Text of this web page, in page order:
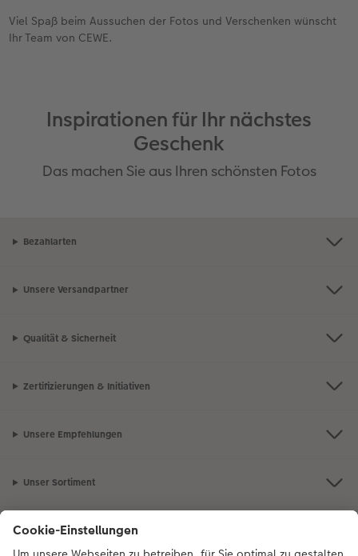
Viel Spaß beim Aussuchen der Fotos und Verschenken wünscht
Ihr Team von CEWE.
Inspirationen für Ihr nächstes
Geschenk
Das machen Sie aus Ihren schönsten Fotos
Bezahlarten
Unsere Versandpartner
Qualität & Sicherheit
Zertifizierungen & Initiativen
Unsere Empfehlungen
Unser Sortiment
Service